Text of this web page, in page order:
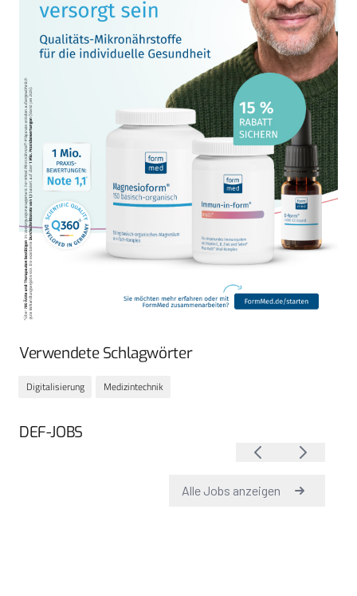
Verwendete Schlagwörter
Digitalisierung Medizintechnik
DEF-JOBS